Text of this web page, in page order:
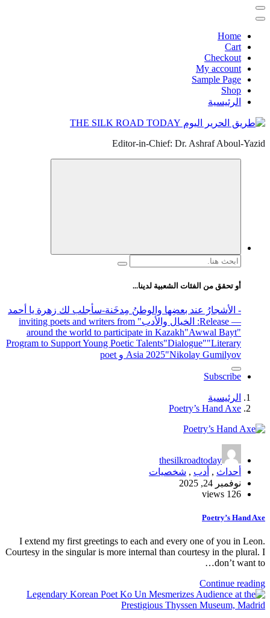
Home
Cart
Checkout
My account
Sample Page
Shop
الرئيسية
Editor-in-Chief: Dr. Ashraf Aboul-Yazid
البحث
أو تحقق من الفئات الشعبية لدينا...
- الأشجارُ عند بعضِها والوطنُ مِدخَنة-سأجلب لك زهرة يا أحمد
— Release
: الخيال والأدب
" inviting poets and writers from
around the world to participate in Kazakh"Awwal Bayt"
Program to Support Young Poetic Talents"Dialogue""Literary
Asia 2025"Nikolay Gumilyov و poet
Subscribe
الرئيسية
Poetry’s Hand Axe
thesilkroadtoday
أحداث , أدب , شخصيات
نوفمبر 24, 2025
126 views
Poetry’s Hand Axe
I extend my first greetings to each and every one of you in Leon.
Courtesy in the singular is more internal than courtesy in the plural. I
don’t want to…
Continue reading